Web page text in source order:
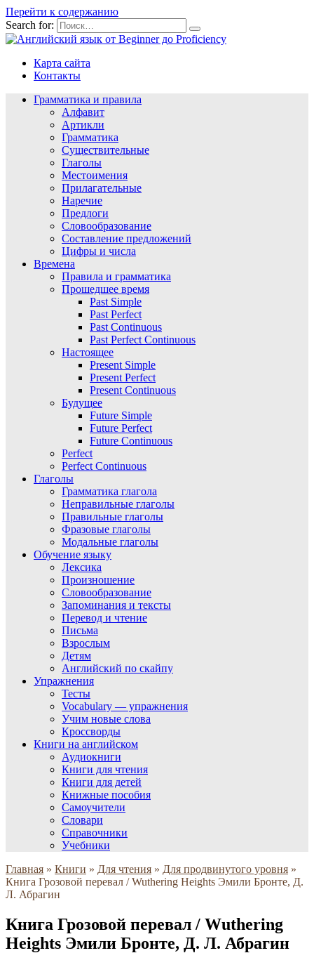
Перейти к содержанию
Search for:
Карта сайта
Контакты
Грамматика и правила
Алфавит
Артикли
Грамматика
Существительные
Глаголы
Местоимения
Прилагательные
Наречие
Предлоги
Словообразование
Составление предложений
Цифры и числа
Времена
Правила и грамматика
Прошедшее время
Past Simple
Past Perfect
Past Continuous
Past Perfect Continuous
Настоящее
Present Simple
Present Perfect
Present Continuous
Будущее
Future Simple
Future Perfect
Future Continuous
Perfect
Perfect Continuous
Глаголы
Грамматика глагола
Неправильные глаголы
Правильные глаголы
Фразовые глаголы
Модальные глаголы
Обучение языку
Лексика
Произношение
Словообразование
Запоминания и тексты
Перевод и чтение
Письма
Взрослым
Детям
Английский по скайпу
Упражнения
Тесты
Vocabulary — упражнения
Учим новые слова
Кроссворды
Книги на английском
Аудиокниги
Книги для чтения
Книги для детей
Книжные пособия
Самоучители
Словари
Справочники
Учебники
Главная » Книги » Для чтения » Для продвинутого уровня »
Книга Грозовой перевал / Wuthering Heights Эмили Бронте, Д.
Л. Абрагин
Книга Грозовой перевал / Wuthering
Heights Эмили Бронте, Д. Л. Абрагин